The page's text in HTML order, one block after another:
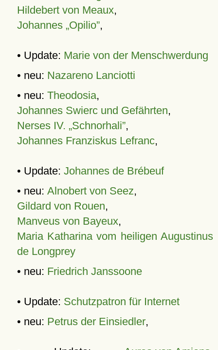
Hildebert von Meaux,
Johannes „Opilio”,
• Update: Marie von der Menschwerdung
• neu: Nazareno Lanciotti
• neu: Theodosia,
Johannes Swierc und Gefährten,
Nerses IV. „Schnorhali”,
Johannes Franziskus Lefranc,
• Update: Johannes de Brébeuf
• neu: Alnobert von Seez,
Gildard von Rouen,
Manveus von Bayeux,
Maria Katharina vom heiligen Augustinus
de Longprey
• neu: Friedrich Janssoone
• Update: Schutzpatron für Internet
• neu: Petrus der Einsiedler,